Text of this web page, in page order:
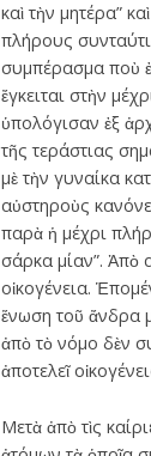
καὶ τὴν μητέρα”
πλήρους
συμπέρασμα ποὺ
ἔγκειται στὴν
ὑπολόγισαν ἐξ
τῆς τεράστιας
μὲ τὴν γυναίκα
αὐστηροὺς
παρὰ ἡ μέχρι
σάρκα μίαν”. Ἀπὸ
οἰκογένεια.
ἕνωση τοῦ ἄνδρα
ἀπὸ τὸ νόμο δὲν
ἀποτελεῖ
Μετὰ ἀπὸ τὶς